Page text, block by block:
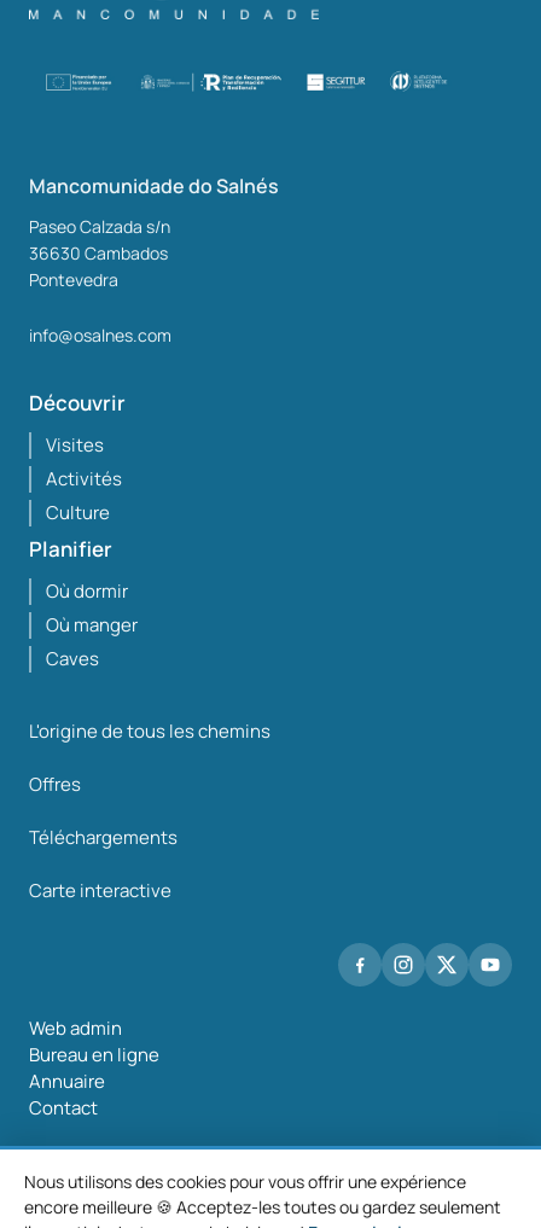
Mancomunidade do Salnés
Paseo Calzada s/n
36630 Cambados
Pontevedra
info@osalnes.com
Découvrir
Visites
Activités
Culture
Planifier
Où dormir
Où manger
Caves
L'origine de tous les chemins
Offres
Téléchargements
Carte interactive
Web admin
Bureau en ligne
Annuaire
Contact
©2026 Mancomunidade O Salnés
Nous utilisons des cookies pour vous offrir une expérience
encore meilleure 🍪 Acceptez-les toutes ou gardez seulement